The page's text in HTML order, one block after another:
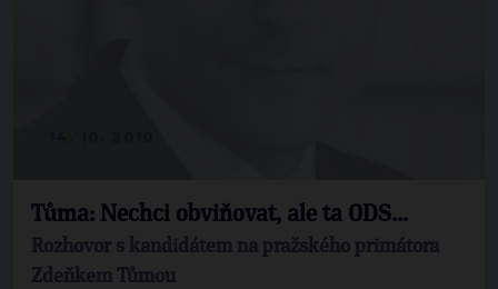
Tůma: Nechci obviňovat, ale ta ODS...
Rozhovor s kandidátem na pražského primátora
Zdeňkem Tůmou